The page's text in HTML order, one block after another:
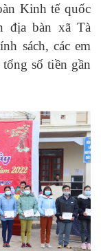
Kinh tế quốc
địa bàn xã Tà
sách, các em
số tiền gần